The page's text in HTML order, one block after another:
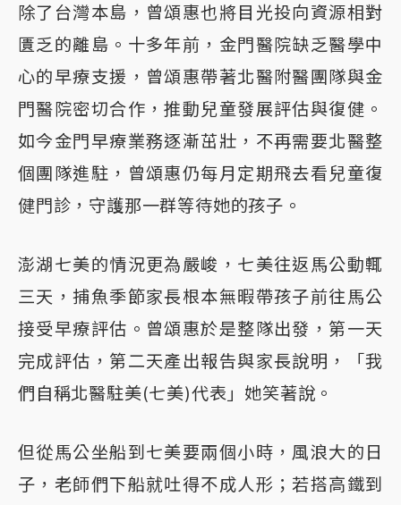
除了台灣本島，曾頌惠也將目光投向資源相對
匱乏的離島。十多年前，金門醫院缺乏醫學中
心的早療支援，曾頌惠帶著北醫附醫團隊與金
門醫院密切合作，推動兒童發展評估與復健。
如今金門早療業務逐漸茁壯，不再需要北醫整
個團隊進駐，曾頌惠仍每月定期飛去看兒童復
健門診，守護那一群等待她的孩子。
澎湖七美的情況更為嚴峻，七美往返馬公動輒
三天，捕魚季節家長根本無暇帶孩子前往馬公
接受早療評估。曾頌惠於是整隊出發，第一天
完成評估，第二天產出報告與家長說明，「我
們自稱北醫駐美(七美)代表」她笑著說。
但從馬公坐船到七美要兩個小時，風浪大的日
子，老師們下船就吐得不成人形；若搭高鐵到